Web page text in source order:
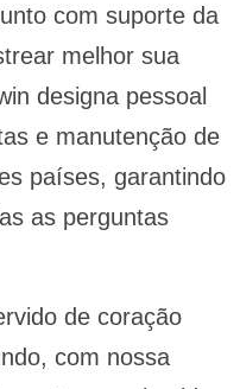
com suporte da
melhor sua
designa pessoal
e manutenção de
países, garantindo
as perguntas
de coração
com nossa